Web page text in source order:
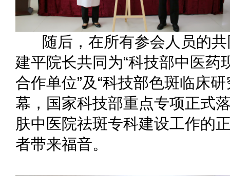
随后，在所有参会人员的
建平院长共同为“科技部中医
合作单位”及“科技部色斑临床
幕，国家科技部重点专项正式
肤中医院祛斑专科建设工作的
者带来福音。